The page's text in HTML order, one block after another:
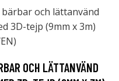
OCH LÄTTANVÄND